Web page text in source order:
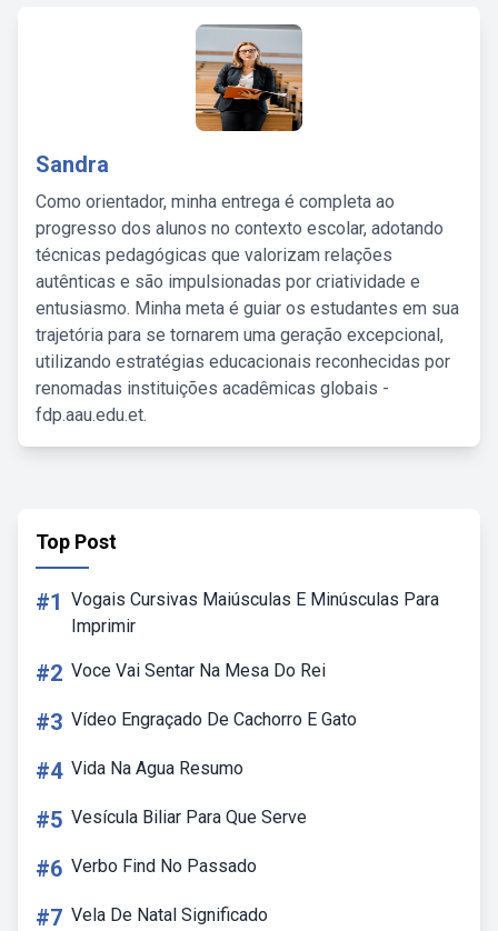
Sandra
Como orientador, minha entrega é completa ao
progresso dos alunos no contexto escolar, adotando
técnicas pedagógicas que valorizam relações
autênticas e são impulsionadas por criatividade e
entusiasmo. Minha meta é guiar os estudantes em sua
trajetória para se tornarem uma geração excepcional,
utilizando estratégias educacionais reconhecidas por
renomadas instituições acadêmicas globais -
fdp.aau.edu.et.
Top Post
#1 Vogais Cursivas Maiúsculas E Minúsculas Para
Imprimir
#2 Voce Vai Sentar Na Mesa Do Rei
#3 Vídeo Engraçado De Cachorro E Gato
#4 Vida Na Agua Resumo
#5 Vesícula Biliar Para Que Serve
#6 Verbo Find No Passado
#7 Vela De Natal Significado